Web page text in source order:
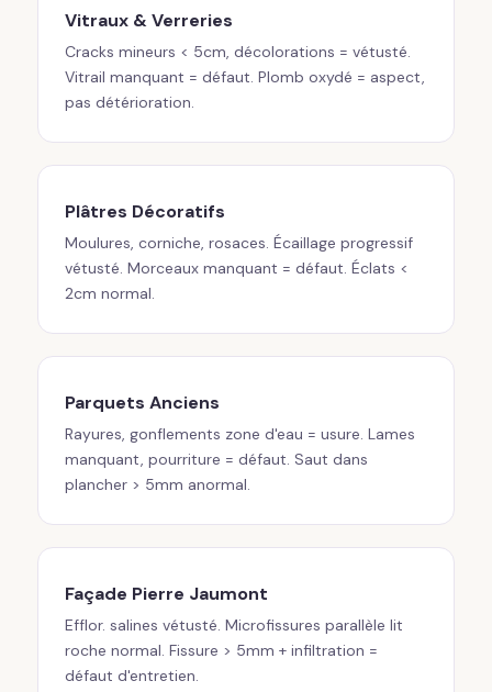
Vitraux & Verreries
Cracks mineurs < 5cm, décolorations = vétusté.
Vitrail manquant = défaut. Plomb oxydé = aspect,
pas détérioration.
Plâtres Décoratifs
Moulures, corniche, rosaces. Écaillage progressif
vétusté. Morceaux manquant = défaut. Éclats <
2cm normal.
Parquets Anciens
Rayures, gonflements zone d'eau = usure. Lames
manquant, pourriture = défaut. Saut dans
plancher > 5mm anormal.
Façade Pierre Jaumont
Efflor. salines vétusté. Microfissures parallèle lit
roche normal. Fissure > 5mm + infiltration =
défaut d'entretien.